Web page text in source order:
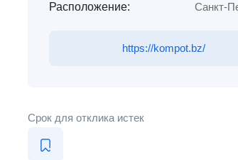
Расположение: Санкт-
https://kompot.bz/
Срок для отклика истек